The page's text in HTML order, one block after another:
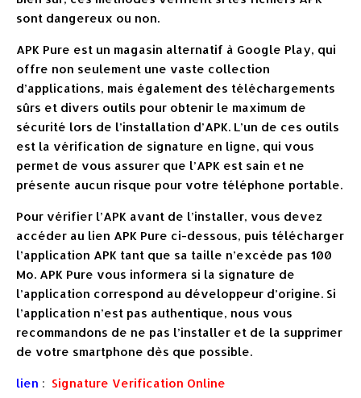
sont dangereux ou non.
APK Pure est un magasin alternatif à Google Play, qui
offre non seulement une vaste collection
d’applications, mais également des téléchargements
sûrs et divers outils pour obtenir le maximum de
sécurité lors de l’installation d’APK. L’un de ces outils
est la vérification de signature en ligne, qui vous
permet de vous assurer que l’APK est sain et ne
présente aucun risque pour votre téléphone portable.
Pour vérifier l’APK avant de l’installer, vous devez
accéder au lien APK Pure ci-dessous, puis télécharger
l’application APK tant que sa taille n’excède pas 100
Mo. APK Pure vous informera si la signature de
l’application correspond au développeur d’origine. Si
l’application n’est pas authentique, nous vous
recommandons de ne pas l’installer et de la supprimer
de votre smartphone dès que possible.
lien : Signature Verification Online